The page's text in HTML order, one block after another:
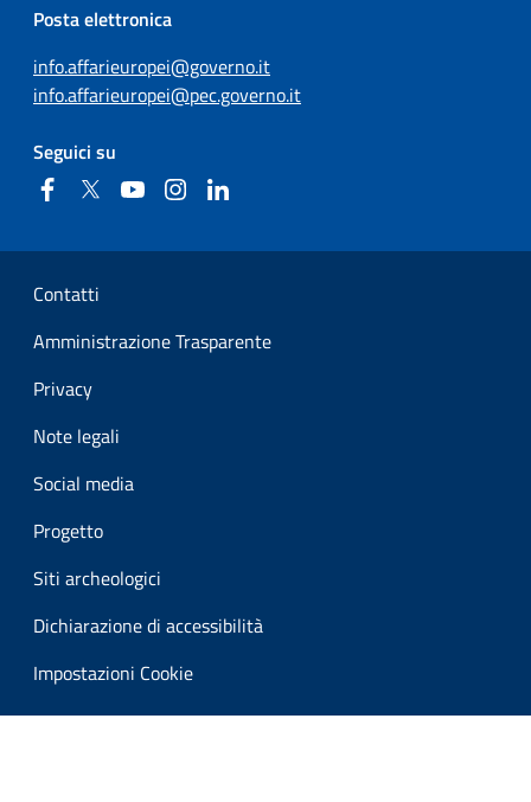
Posta elettronica
info.affarieuropei@governo.it
info.affarieuropei@pec.governo.it
Seguici su
FacebookTwitter YouTubeInstagram
Sezione Link Utili
Contatti
Amministrazione Trasparente
Privacy
Note legali
Social media
Progetto
Siti archeologici
Dichiarazione di accessibilità
Impostazioni Cookie